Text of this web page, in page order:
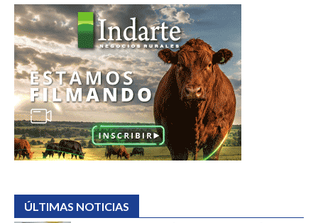
ÚLTIMAS NOTICIAS